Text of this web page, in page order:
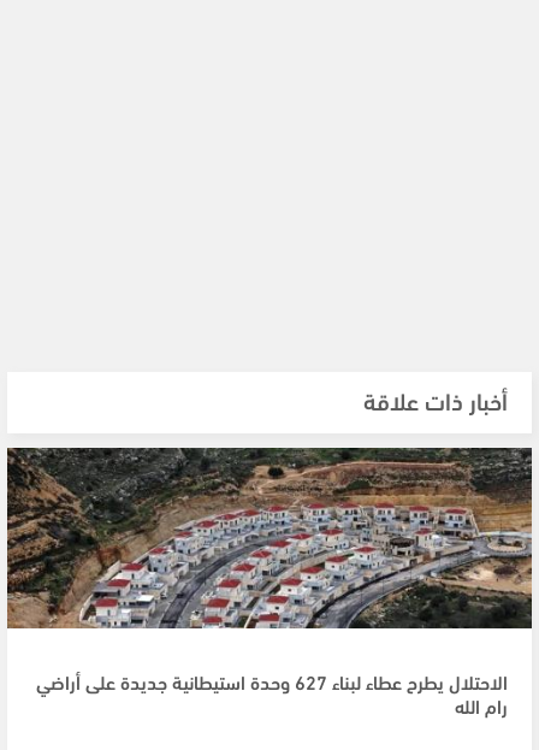
أخبار ذات علاقة
الاحتلال يطرح عطاء لبناء 627 وحدة استيطانية جديدة على أراضي
رام الله